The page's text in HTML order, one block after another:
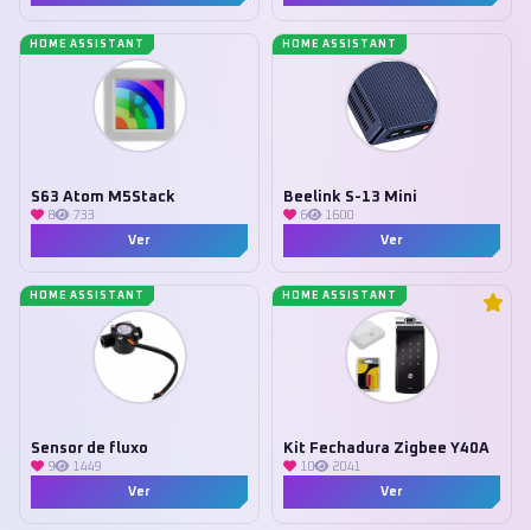
HOME ASSISTANT
S63 Atom M5Stack
8
733
Ver
HOME ASSISTANT
Beelink S-13 Mini
6
1600
Ver
HOME ASSISTANT
Sensor de fluxo
9
1449
Ver
HOME ASSISTANT
Kit Fechadura Zigbee Y40A
10
2041
Ver